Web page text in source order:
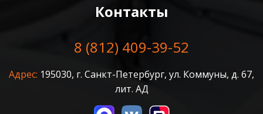
Контакты
8 (812) 409-39-52
Адрес: 195030, г. Санкт-Петербург, ул. Коммуны, д. 67,
лит. АД